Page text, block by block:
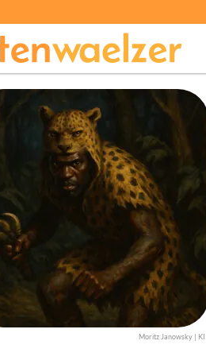
Moritz Janowsky | KI